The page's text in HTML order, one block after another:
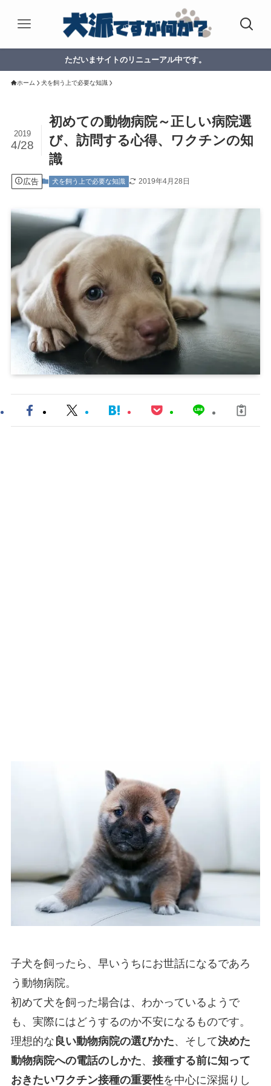
ただいまサイトのリニューアル中です。
ホーム 犬を飼う上で必要な知識
初めての動物病院～正しい病院選
び、訪問する心得、ワクチンの知
識
2019
4/28
広告 犬を飼う上で必要な知識 2019年4月28日
子犬を飼ったら、早いうちにお世話になるであろ
う動物病院。
初めて犬を飼った場合は、わかっているようで
も、実際にはどうするのか不安になるものです。
理想的な 良い動物病院の選びかた、そして決めた
動物病院への電話のしかた、 接種する前に知って
おきたいワクチン接種の重要性を中心に深掘りし